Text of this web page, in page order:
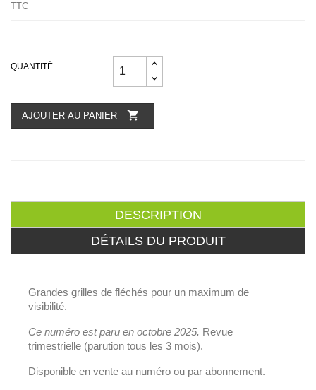
TTC
QUANTITÉ
AJOUTER AU PANIER 
DESCRIPTION
DÉTAILS DU PRODUIT
Grandes grilles de fléchés pour un maximum de
visibilité.
Ce numéro est paru en octobre 2025. Revue
trimestrielle (parution tous les 3 mois).
Disponible en vente au numéro ou par abonnement.